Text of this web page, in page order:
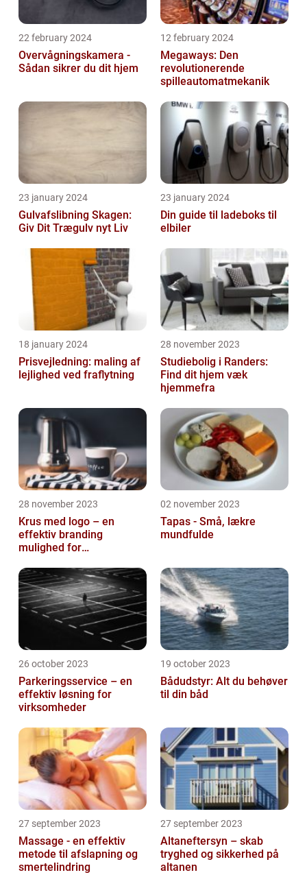
22 february 2024
Overvågningskamera -
Sådan sikrer du dit hjem
12 february 2024
Megaways: Den
revolutionerende
spilleautomatmekanik
23 january 2024
Gulvafslibning Skagen:
Giv Dit Trægulv nyt Liv
23 january 2024
Din guide til ladeboks til
elbiler
18 january 2024
Prisvejledning: maling af
lejlighed ved fraflytning
28 november 2023
Studiebolig i Randers:
Find dit hjem væk
hjemmefra
28 november 2023
Krus med logo – en
effektiv branding
mulighed for
02 november 2023
Tapas - Små, lækre
mundfulde
26 october 2023
Parkeringsservice – en
effektiv løsning for
virksomheder
19 october 2023
Bådudstyr: Alt du behøver
til din båd
27 september 2023
Massage - en effektiv
metode til afslapning og
smertelindring
27 september 2023
Altaneftersyn – skab
tryghed og sikkerhed på
altanen